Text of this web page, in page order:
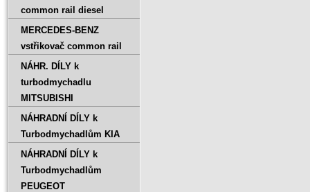
common rail diesel
MERCEDES-BENZ
vstřikovač common rail
NÁHR. DÍLY k
turbodmychadlu
MITSUBISHI
NÁHRADNÍ DÍLY k
Turbodmychadlům KIA
NÁHRADNÍ DÍLY k
Turbodmychadlům
PEUGEOT